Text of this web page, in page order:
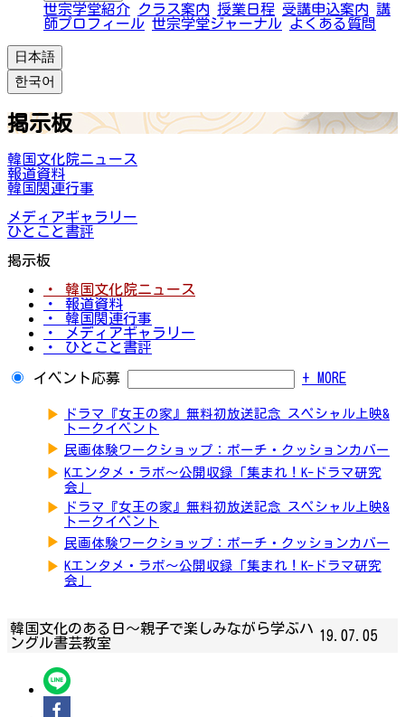
世宗学堂紹介 クラス案内 授業日程 受講申込案内 講
師プロフィール 世宗学堂ジャーナル よくある質問
日本語
한국어
掲示板
韓国文化院ニュース
報道資料
韓国関連行事
メディアギャラリー
ひとこと書評
掲示板
・ 韓国文化院ニュース
・ 報道資料
・ 韓国関連行事
・ メディアギャラリー
・ ひとこと書評
イベント応募 + MORE
▶
ドラマ『女王の家』無料初放送記念 スペシャル上映&
トークイベント
▶ 民画体験ワークショップ：ポーチ・クッションカバー
▶ Kエンタメ・ラボ～公開収録「集まれ！K-ドラマ研究
会」
▶
ドラマ『女王の家』無料初放送記念 スペシャル上映&
トークイベント
▶ 民画体験ワークショップ：ポーチ・クッションカバー
▶ Kエンタメ・ラボ～公開収録「集まれ！K-ドラマ研究
会」
韓国文化のある日〜親子で楽しみながら学ぶハ
ングル書芸教室
19.07.05